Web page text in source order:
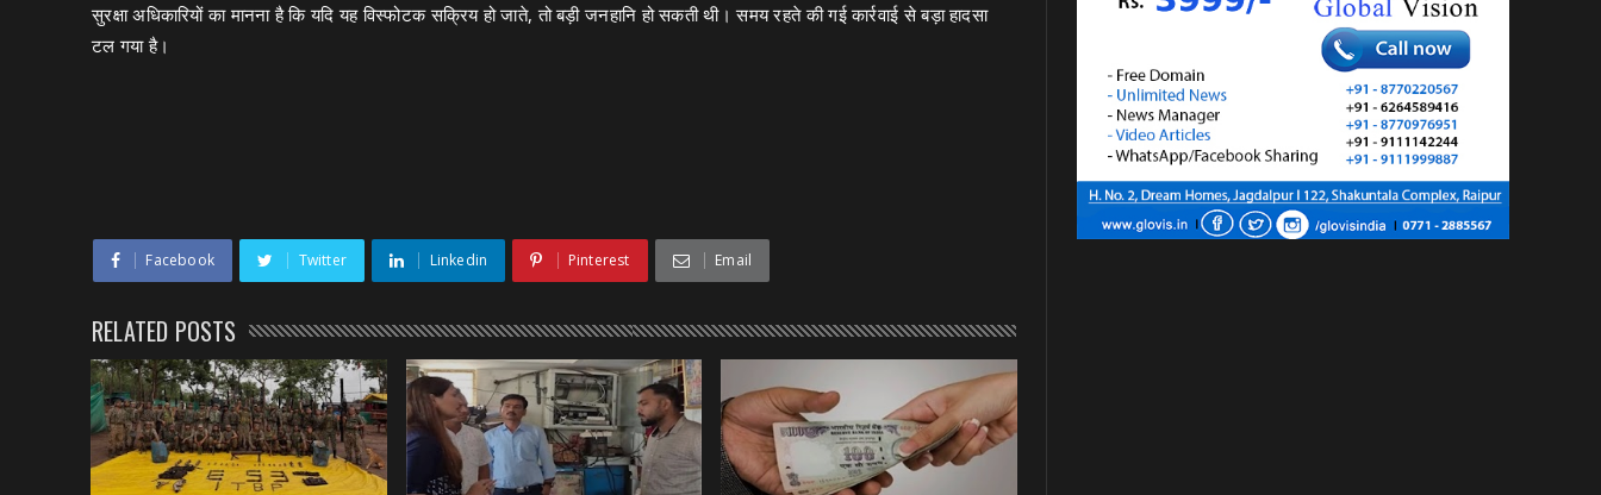
सुरक्षा अधिकारियों का मानना है कि यदि यह विस्फोटक सक्रिय हो जाते, तो बड़ी जनहानि हो सकती थी। समय रहते की गई कार्रवाई से बड़ा हादसा
टल गया है।
Facebook Twitter Linkedin Pinterest Email
RELATED POSTS